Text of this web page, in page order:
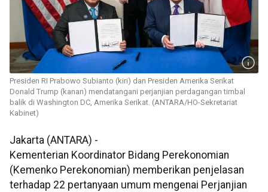
Presiden RI Prabowo Subianto (kiri) dan Presiden Amerika Serikat
Donald Trump (kanan) mendatangani perjanjian perdagangan timbal
balik di Washington DC, Amerika Serikat. (ANTARA/HO-Sekretariat
Kabinet)
Jakarta (ANTARA) -
Kementerian Koordinator Bidang Perekonomian
(Kemenko Perekonomian) memberikan penjelasan
terhadap 22 pertanyaan umum mengenai Perjanjian